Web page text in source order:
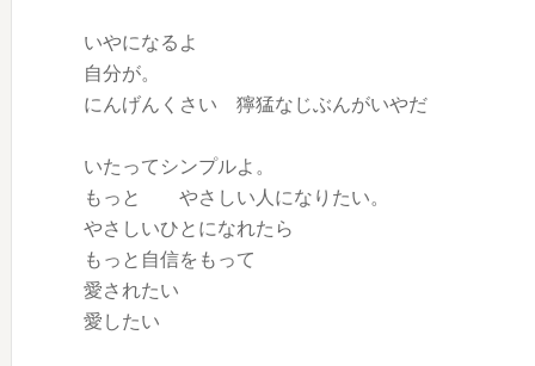
いやになるよ
自分が。
にんげんくさい 獰猛なじぶんがいやだ
いたってシンプルよ。
もっと やさしい人になりたい。
やさしいひとになれたら
もっと自信をもって
愛されたい
愛したい